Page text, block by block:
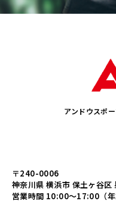
アンドウスポ
〒240-0006
神奈川県 横浜市 保土ヶ谷
営業時間 10:00～17:00（